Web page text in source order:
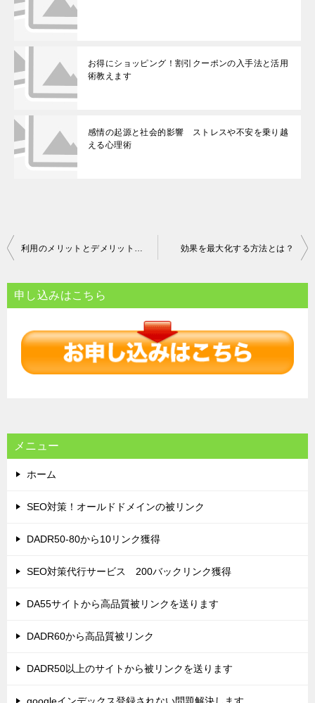
お得にショッピング！割引クーポンの入手法と活用
術教えます
感情の起源と社会的影響 ストレスや不安を乗り越
える心理術
投
ナ
利用のメリットとデメリットについて知る 効果を最大化する方法とは？
申し込みはこちら
メニュー
ホーム
SEO対策！オールドドメインの被リンク
DADR50-80から10リンク獲得
SEO対策代行サービス 200バックリンク獲得
DA55サイトから高品質被リンクを送ります
DADR60から高品質被リンク
DADR50以上のサイトから被リンクを送ります
googleインデックス登録されない問題解決します